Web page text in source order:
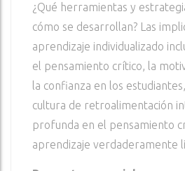
¿Qué herramientas y
cómo se desarrollan? Las
aprendizaje individualizado
el pensamiento crítico, la
la confianza en los
cultura de retroalimentación
profunda en el pensamiento
aprendizaje verdaderamente